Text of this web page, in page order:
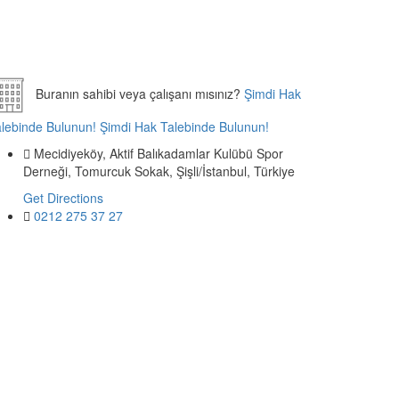
Buranın sahibi veya çalışanı mısınız? Şimdi Hak
Bulunun! Şimdi Hak Talebinde Bulunun!
Mecidiyeköy, Aktif Balıkadamlar Kulübü Spor
Derneği, Tomurcuk Sokak, Şişli/İstanbul, Türkiye
Get Directions
0212 275 37 27